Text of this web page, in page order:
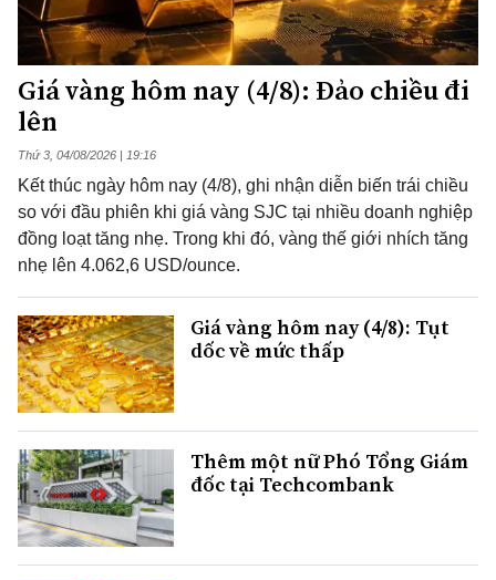
Giá vàng hôm nay (4/8): Đảo chiều đi
lên
Thứ 3, 04/08/2026 | 19:16
Kết thúc ngày hôm nay (4/8), ghi nhận diễn biến trái chiều
so với đầu phiên khi giá vàng SJC tại nhiều doanh nghiệp
đồng loạt tăng nhẹ. Trong khi đó, vàng thế giới nhích tăng
nhẹ lên 4.062,6 USD/ounce.
Giá vàng hôm nay (4/8): Tụt
dốc về mức thấp
Thêm một nữ Phó Tổng Giám
đốc tại Techcombank